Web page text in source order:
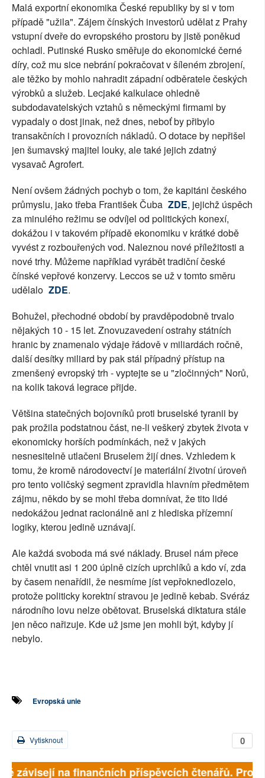
Malá exportní ekonomika České republiky by si v tom
případě "užila". Zájem čínských investorů udělat z Prahy
vstupní dveře do evropského prostoru by jistě poněkud
ochladl. Putinské Rusko směřuje do ekonomické černé
díry, což mu sice nebrání pokračovat v šíleném zbrojení,
ale těžko by mohlo nahradit západní odběratele českých
výrobků a služeb. Lecjaké kalkulace ohledně
subdodavatelských vztahů s německými firmami by
vypadaly o dost jinak, než dnes, neboť by přibylo
transakčních i provozních nákladů. O dotace by nepřišel
jen šumavský majitel louky, ale také jejich zdatný
vysavač Agrofert.
Není ovšem žádných pochyb o tom, že kapitáni českého
průmyslu, jako třeba František Čuba ZDE, jejichž úspěch
za minulého režimu se odvíjel od politických konexí,
dokážou i v takovém případě ekonomiku v krátké době
vyvést z rozbouřených vod. Naleznou nové příležitosti a
nové trhy. Můžeme například vyrábět tradiční české
čínské vepřové konzervy. Leccos se už v tomto směru
udělalo ZDE.
Bohužel, přechodné období by pravděpodobně trvalo
nějakých 10 - 15 let. Znovuzavedení ostrahy státních
hranic by znamenalo výdaje řádově v miliardách ročně,
další desítky miliard by pak stál případný přístup na
zmenšený evropský trh - vyptejte se u "zločinných" Norů,
na kolik taková legrace přijde.
Většina statečných bojovníků proti bruselské tyranii by
pak prožila podstatnou část, ne-li veškerý zbytek života v
ekonomicky horších podmínkách, než v jakých
nesnesitelně utlačeni Bruselem žijí dnes. Vzhledem k
tomu, že kromě národovectví je materiální životní úroveň
pro tento voličský segment zpravidla hlavním předmětem
zájmu, někdo by se mohl třeba domnívat, že tito lidé
nedokážou jednat racionálně ani z hlediska přízemní
logiky, kterou jedině uznávají.
Ale každá svoboda má své náklady. Brusel nám přece
chtěl vnutit asi 1 200 úplně cizích uprchlíků a kdo ví, zda
by časem nenařídil, že nesmíme jíst vepřoknedlozelo,
protože politicky korektní stravou je jedině kebab. Svéráz
národního lovu nelze obětovat. Bruselská diktatura stále
jen něco nařizuje. Kde už jsme jen mohli být, kdyby jí
nebylo.
Evropská unie
0
Vytisknout
závisejí na finančních příspěvcích čtenářů.